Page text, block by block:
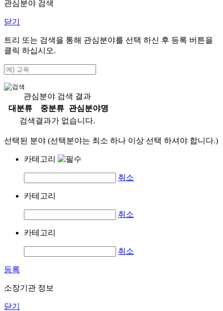
관심분야 검색
닫기
트리 또는 검색을 통해 관심분야를 선택 하신 후 등록 버튼을
클릭 하십시오.
관심분야 검색 결과
대분류
중분류
관심분야명
검색결과가 없습니다.
선택된 분야 (선택분야는 최소 하나 이상 선택 하셔야 합니다.)
카테고리
취소
카테고리
취소
카테고리
취소
등록
소장기관 정보
닫기